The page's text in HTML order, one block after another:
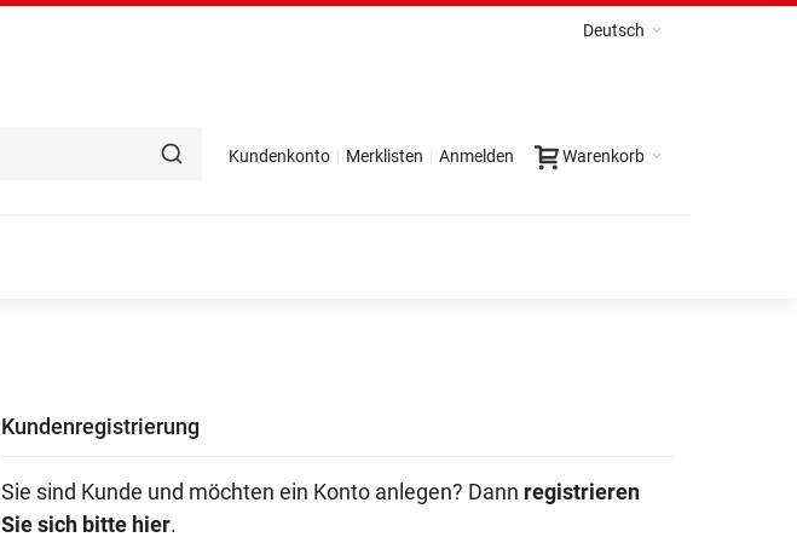
Deutsch
Warenkorb
Kundenkonto Merklisten Anmelden
Kundenregistrierung
Sie sind Kunde und möchten ein Konto anlegen? Dann registrieren
Sie sich bitte hier.